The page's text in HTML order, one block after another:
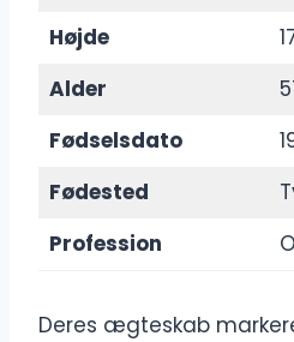
Højde
Alder
Fødselsdato
Fødested
Profession
Deres ægteskab